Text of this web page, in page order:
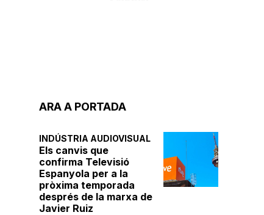
ARA A PORTADA
INDÚSTRIA AUDIOVISUAL
Els canvis que
confirma Televisió
Espanyola per a la
pròxima temporada
després de la marxa de
Javier Ruiz